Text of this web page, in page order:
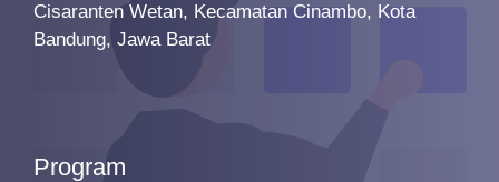
Cisaranten Wetan, Kecamatan Cinambo, Kota
Bandung, Jawa Barat
Program